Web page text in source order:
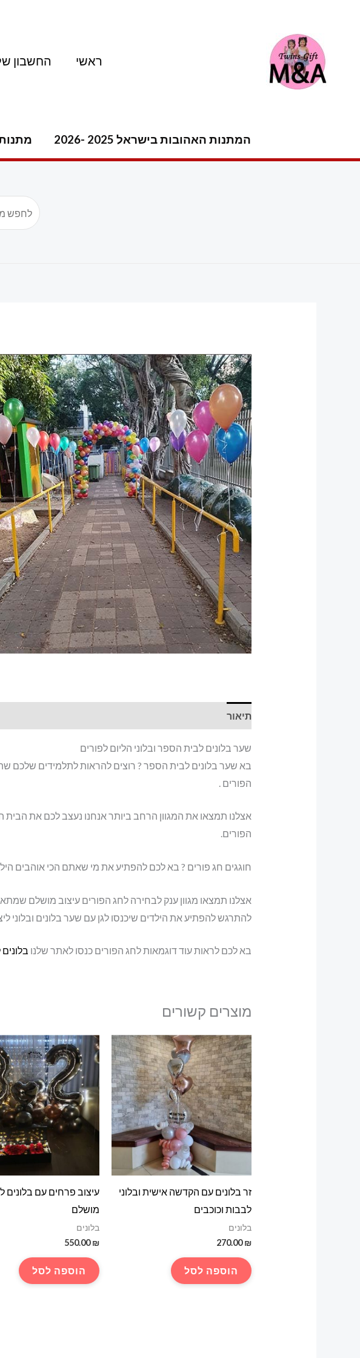
ראשי החשבון
המתנות האהובות בישראל 2025 -2026
תיאור
שער בלונים לבית הספר ובלוני הליום לפורים
בא שער בלונים לבית הספר ? רוצים להראות לתלמידים שלכם
הפורים .
אצלנו תמצאו את המגוון הרחב ביותר אנחנו נעצב לכם את הבית
הפורים.
חוגגים חג פורים ? בא לכם להפתיע את מי שאתם הכי אוהבים
אצלנו תמצאו מגוון ענק לבחירה לחג הפורים עיצוב מושלם
להתרגש להפתיע את הילדים שיכנסו לגן עם שער בלונים ובלוני
בא לכם לראות עוד דוגמאות לחג הפורים כנסו לאתר שלנו
מוצרים קשורים
זר בלונים עם הקדשה אישית ובלוני
לבבות וכוכבים
בלונים
270.00₪
הוספה לסל
עיצוב פרחים עם בלונים
מושלם
בלונים
550.00₪
הוספה לסל